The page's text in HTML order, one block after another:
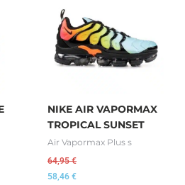
NIKE AIR VAPORMAX
TROPICAL SUNSET
Air Vapormax Plus s
64,95€
58,46 €